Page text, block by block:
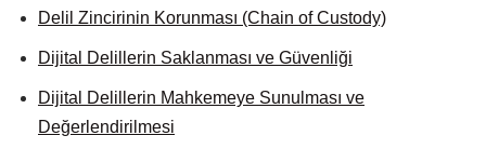
Delil Zincirinin Korunması (Chain of Custody)
Dijital Delillerin Saklanması ve Güvenliği
Dijital Delillerin Mahkemeye Sunulması ve
Değerlendirilmesi